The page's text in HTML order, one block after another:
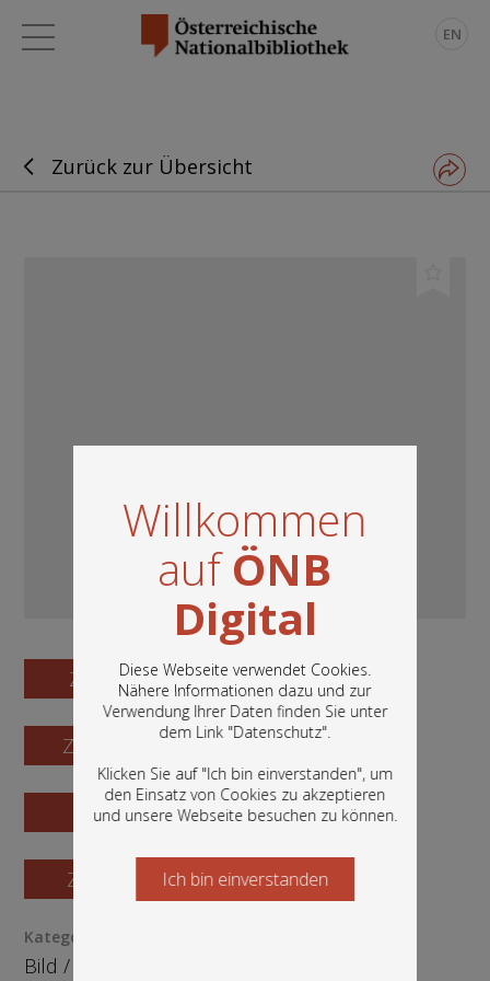
Willkommen
aufÖNB
Digital
Diese Webseite verwendet Cookies.
Nähere Informationen dazu und zur
Verwendung Ihrer Daten finden Sie unter
dem Link "Datenschutz".
Klicken Sie auf "Ich bin einverstanden", um
den Einsatz von Cookies zu akzeptieren
und unsere Webseite besuchen zu können.
In diesem Portal finden Sie die digitalen
Bestände der Österreichischen
Nationalbibliothek: Bücher, Fotografien,
Grafiken und vieles mehr.
Ich bin einverstanden
Starten Sie jetzt
EN
Zurück zur Übersicht
Zum Digitalisat
Zum Katalogisat
Zur Vorschau
Zur Bestellung
Kategorie / Medientyp
Bild/